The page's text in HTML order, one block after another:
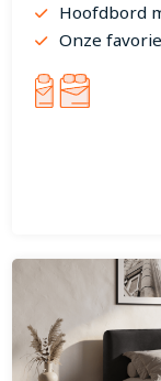
Hoofdbord
Onze